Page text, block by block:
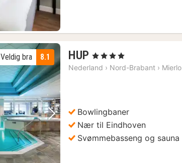
Neste bilde
8.1
Veldig bra HUP 1
natt
, 4 Stjerner
Nederland › Nord-Brabant › Mierlo
Bowlingbaner
Nær til Eindhoven
Svømmebasseng og sauna